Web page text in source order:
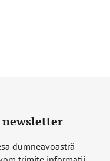
dumneavoastră